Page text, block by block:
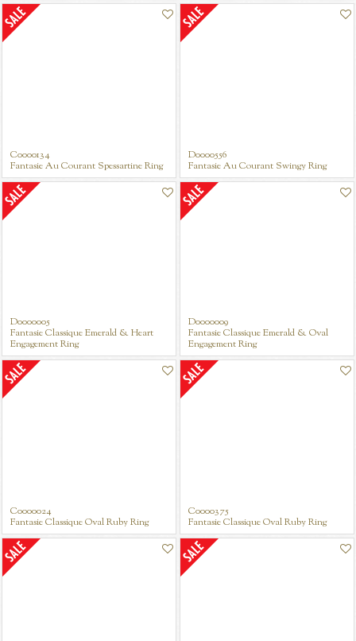
C0000134
Fantasie Au Courant Spessartine Ring
D0000556
Fantasie Au Courant Swingy Ring
D0000005
Fantasie Classique Emerald & Heart
Engagement Ring
D0000009
Fantasie Classique Emerald & Oval
Engagement Ring
C0000024
Fantasie Classique Oval Ruby Ring
C0000375
Fantasie Classique Oval Ruby Ring